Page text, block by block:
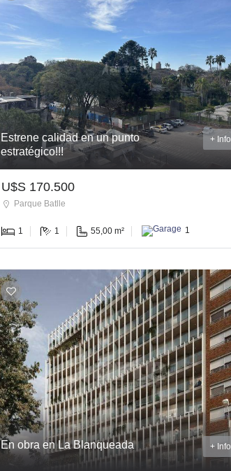
Estrene calidad en un punto
estratégico!!!
+ Info
U$S 170.500
Parque Batlle
1 1 55,00 m² 1
En obra en La Blanqueada + Info